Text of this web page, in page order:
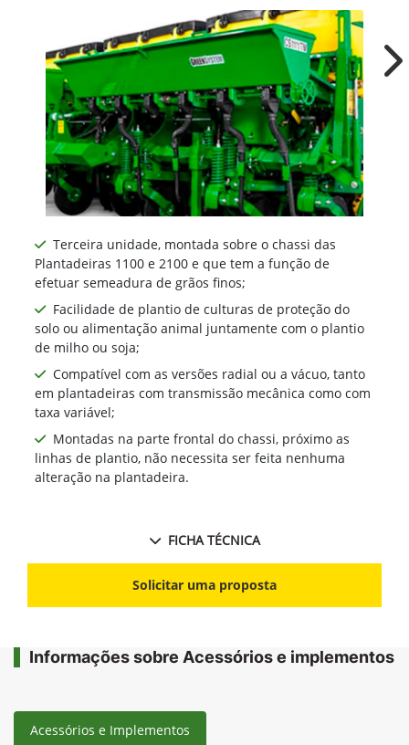
Terceira unidade, montada sobre o chassi das
Plantadeiras 1100 e 2100 e que tem a função de
efetuar semeadura de grãos finos;
Facilidade de plantio de culturas de proteção do
solo ou alimentação animal juntamente com o plantio
de milho ou soja;
Compatível com as versões radial ou a vácuo, tanto
em plantadeiras com transmissão mecânica como com
taxa variável;
Montadas na parte frontal do chassi, próximo as
linhas de plantio, não necessita ser feita nenhuma
alteração na plantadeira.
FICHA TÉCNICA
Solicitar uma proposta
Informações sobre Acessórios e implementos
Acessórios e Implementos